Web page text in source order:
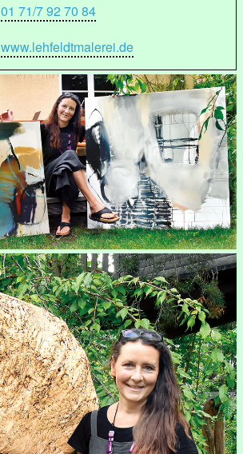
01 71/7 92 70 84
www.lehfeldtmalerei.de